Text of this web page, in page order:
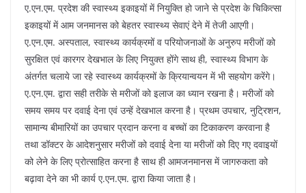
ए.एन.एम. प्रदेश की स्वास्थ्य इकाइयों में नियुक्ति हो जाने से प्रदेश के चिकित्सा
इकाइयों में आम जनमानस को बेहतर स्वास्थ्य सेवाएं देने में तेजी आएगी।
ए.एन.एम. अस्पताल, स्वास्थ्य कार्यक्रमों व परियोजनाओं के अनुरुप मरीजों को
सुरक्षित एवं कारगर देखभाल के लिए नियुक्त होंगे साथ ही, स्वास्थ्य विभाग के
अंतर्गत चलाये जा रहे स्वास्थ्य कार्यक्रमों के क्रियान्वयन में भी सहयोग करेंगे।
ए.एन.एम. द्वारा सही तरीके से मरीजों को इलाज का ध्यान रखना है। मरीजों को
समय समय पर दवाई देना एवं उन्हें देखभाल करना है। प्रथम उपचार, नुट्रिशन,
सामान्य बीमारियों का उपचार प्रदान करना व बच्चों का टिकाकरण करवाना है
तथा डॉक्टर के आदेशनुसार मरीजों को दवाई देना या मरीजों को दिए गए दवाइयों
को लेने के लिए प्रोत्साहित करना है साथ ही आमजनमानस में जागरुकता को
बढ़ावा देने का भी कार्य ए.एन.एम. द्वारा किया जाता है।